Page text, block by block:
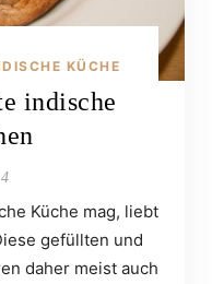
KÜCHE
indische
Küche mag, liebt
gefüllten und
daher meist auch